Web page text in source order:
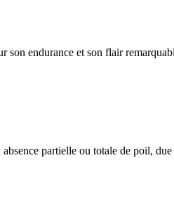
endurance et son flair
partielle ou totale de poil,